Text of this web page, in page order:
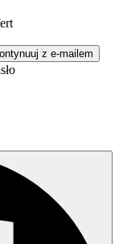
z e-mailem